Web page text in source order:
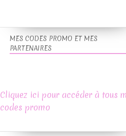
MES CODES PROMO ET MES
PARTENAIRES
Cliquez ici pour accéder à tous
codes promo